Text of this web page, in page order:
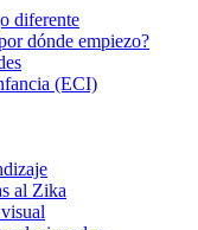
diferente
dónde empiezo?
(ECI)
al Zika